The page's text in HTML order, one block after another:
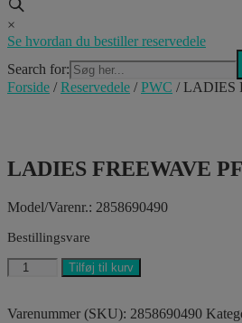
×
Se hvordan du bestiller reservedele
Search for:
Forside /Reservedele /PWC / LADIES
LADIES FREEWAVE
Model/Varenr.: 2858690490
Bestillingsvare
LADIES
FREEWAVE
(EU)
Tilføj til kurv
Varenummer (SKU): 2858690490